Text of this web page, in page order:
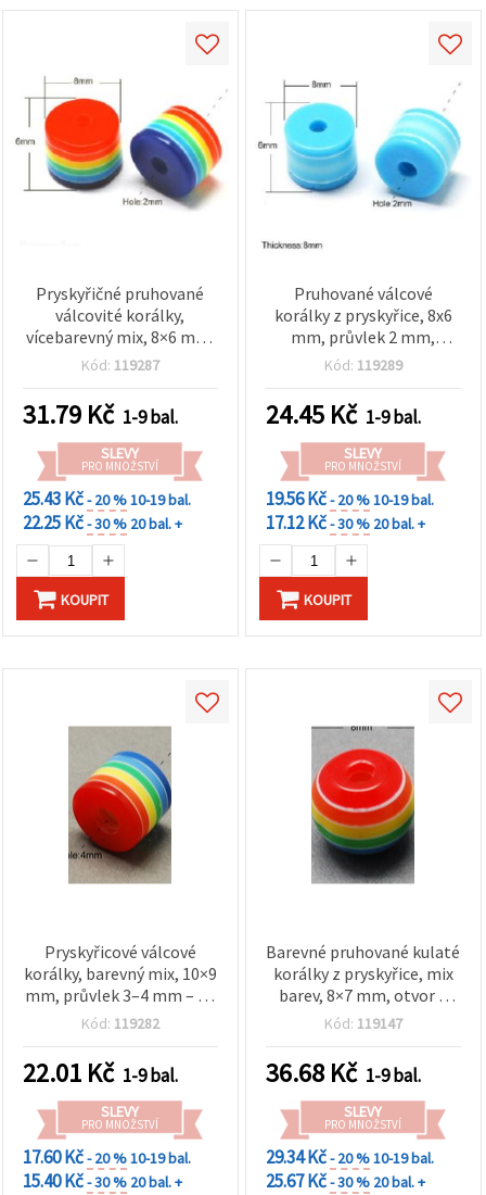
Pryskyřičné pruhované
válcovité korálky,
vícebarevný mix, 8×6 mm,
otvor 2 mm – balení 50 ks
Kód: 119287
31.79 Kč 1-9 bal.
SLEVY
PRO MNOŽSTVÍ
25.43 Kč- 20 %10-19 bal.
22.25 Kč- 30 % 20 bal. +
KOUPIT
Pruhované válcové
korálky z pryskyřice, 8x6
mm, průvlek 2 mm,
modré s bílými proužky –
Kód: 119289
24.45 Kč 1-9 bal.
SLEVY
PRO MNOŽSTVÍ
19.56 Kč- 20 %10-19 bal.
17.12 Kč- 30 % 20 bal. +
KOUPIT
Pryskyřicové válcové
korálky, barevný mix, 10×9
mm, průvlek 3–4 mm – 20
ks
Kód: 119282
22.01 Kč 1-9 bal.
SLEVY
PRO MNOŽSTVÍ
17.60 Kč- 20 %10-19 bal.
15.40 Kč- 30 % 20 bal. +
Barevné pruhované kulaté
korálky z pryskyřice, mix
barev, 8×7 mm, otvor 2
mm – sada 50 ks, ideální
Kód: 119147
36.68 Kč 1-9 bal.
SLEVY
PRO MNOŽSTVÍ
29.34 Kč- 20 %10-19 bal.
25.67 Kč- 30 % 20 bal. +